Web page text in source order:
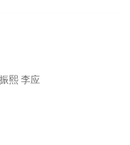
熙 李应